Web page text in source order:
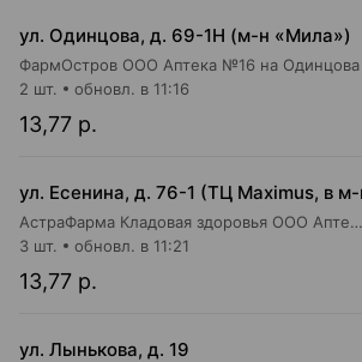
ул. Одинцова, д. 69-1Н (м-н «Мила»)
ФармОстров ООО Аптека №16 на Одинцова
13,77 р.
2 шт. обновл. в 11:16
АстраФарма Кладовая здоровья ООО Аптека №9
13,77 р.
3 шт. обновл. в 11:21
ул. Лынькова, д. 19